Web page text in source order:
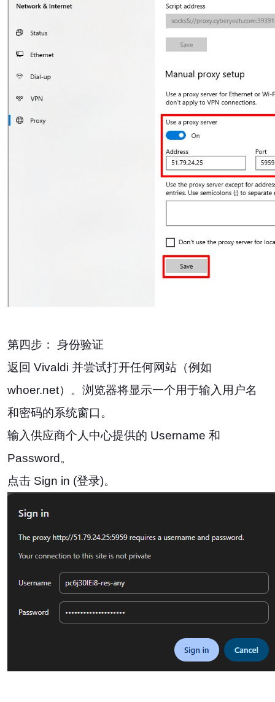
第四步： 身份验证
返回 Vivaldi 并尝试打开任何网站（例如
whoer.net）。浏览器将显示一个用于输入用户名
和密码的系统窗口。
输入供应商个人中心提供的 Username 和
Password。
点击 Sign in (登录)。